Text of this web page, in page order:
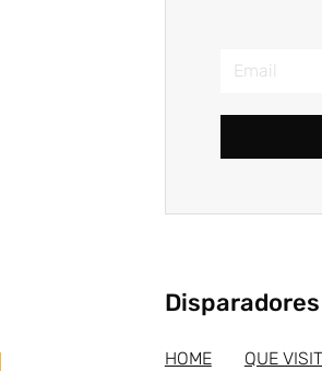
Disparadores
HOME QUE